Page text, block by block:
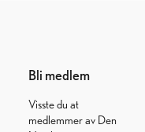
Bli medlem
Visste du at
medlemmer av Den